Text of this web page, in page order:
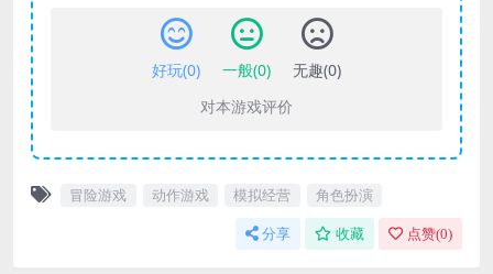
好玩(0) 一般(0) 无趣(0)
对本游戏评价
冒险游戏 动作游戏 模拟经营 角色扮演
分享 收藏 点赞(0)